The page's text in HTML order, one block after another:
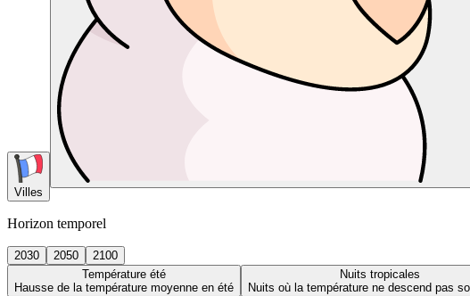
Villes
Horizon temporel
2030 2050
2100
Température été
Hausse de la température moyenne en été
Nuits tropicales
Nuits où la température ne descend pas